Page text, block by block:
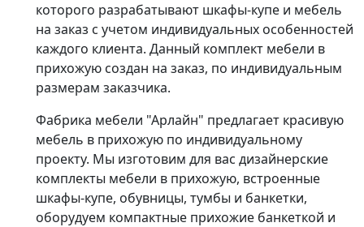
которого разрабатывают шкафы-купе и мебель
на заказ с учетом индивидуальных особенностей
каждого клиента. Данный комплект мебели в
прихожую создан на заказ, по индивидуальным
размерам заказчика.
Фабрика мебели "Арлайн" предлагает красивую
мебель в прихожую по индивидуальному
проекту. Мы изготовим для вас дизайнерские
комплекты мебели в прихожую, встроенные
шкафы-купе, обувницы, тумбы и банкетки,
оборудуем компактные прихожие банкеткой и